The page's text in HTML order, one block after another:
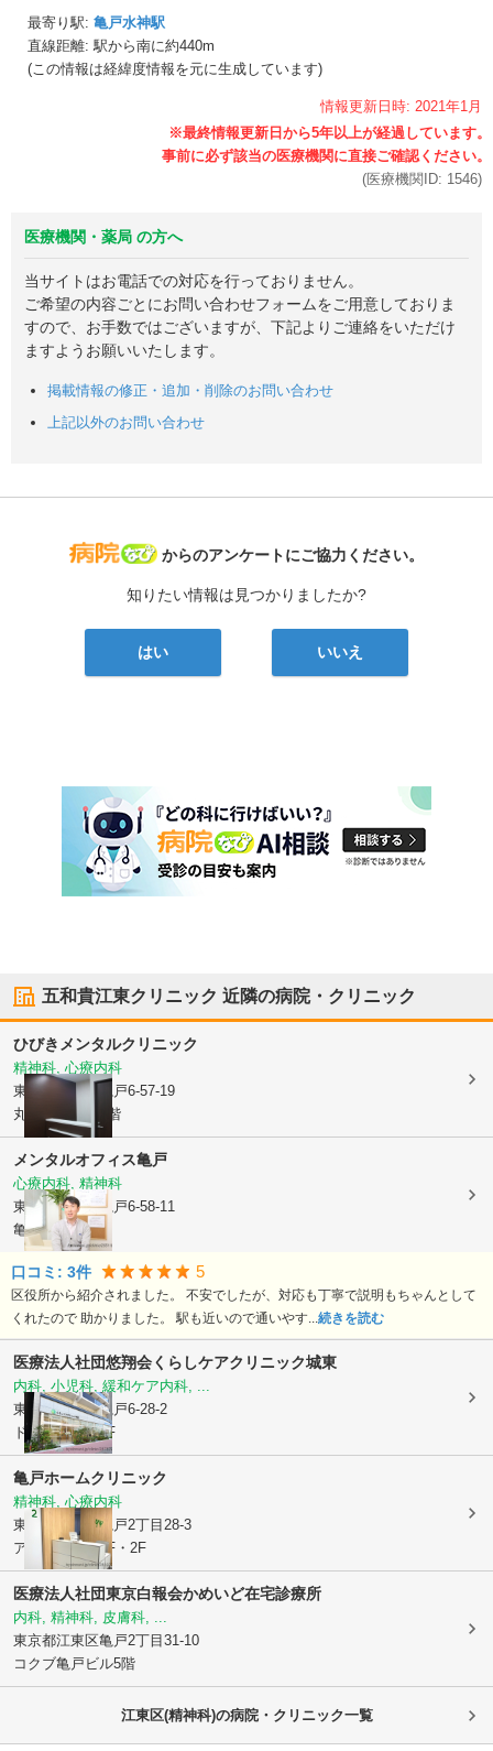
最寄り駅: 亀戸水神駅
直線距離: 駅から南に約440m
(この情報は経緯度情報を元に生成しています)
情報更新日時: 2021年1月
(医療機関ID: 1546)
医療機関・薬局 の方へ
当サイトはお電話での対応を行っておりません。
ご希望の内容ごとにお問い合わせフォームをご用意しておりま
すので、お手数ではございますが、下記よりご連絡をいただけ
ますようお願いいたします。
掲載情報の修正・追加・削除のお問い合わせ
上記以外のお問い合わせ
病院なび
からのアンケートにご協力ください。
知りたい情報は見つかりましたか?
はい いいえ
五和貴江東クリニック 近隣の病院・クリニック
ひびきメンタルクリニック
精神科, 心療内科
東京都江東区
亀戸6-57-19
丸宇本社ビル6階
メンタルオフィス亀戸
心療内科, 精神科
東京都江東区亀戸6-58-11
亀戸ESビル3階
口コミ: 3件 5
区役所から紹介されました。 不安でしたが、対応も丁寧で説明もちゃんとして
くれたので 助かりました。 駅も近いので通いやす... 続きを読む
医療法人社団悠翔会くらしケアクリニック城東
内科, 小児科, 緩和ケア内科, ...
東京都江東区亀戸6-28-2
ドゥーエ亀戸1F
亀戸ホームクリニック
精神科, 心療内科
東京都江東区亀戸2丁目28-3
アセッツ亀戸1F・2F
医療法人社団東京白報会かめいど在宅診療所
内科, 精神科, 皮膚科, ...
東京都江東区亀戸2丁目31-10
コクブ亀戸ビル5階
江東区(精神科)の病院・クリニック一覧